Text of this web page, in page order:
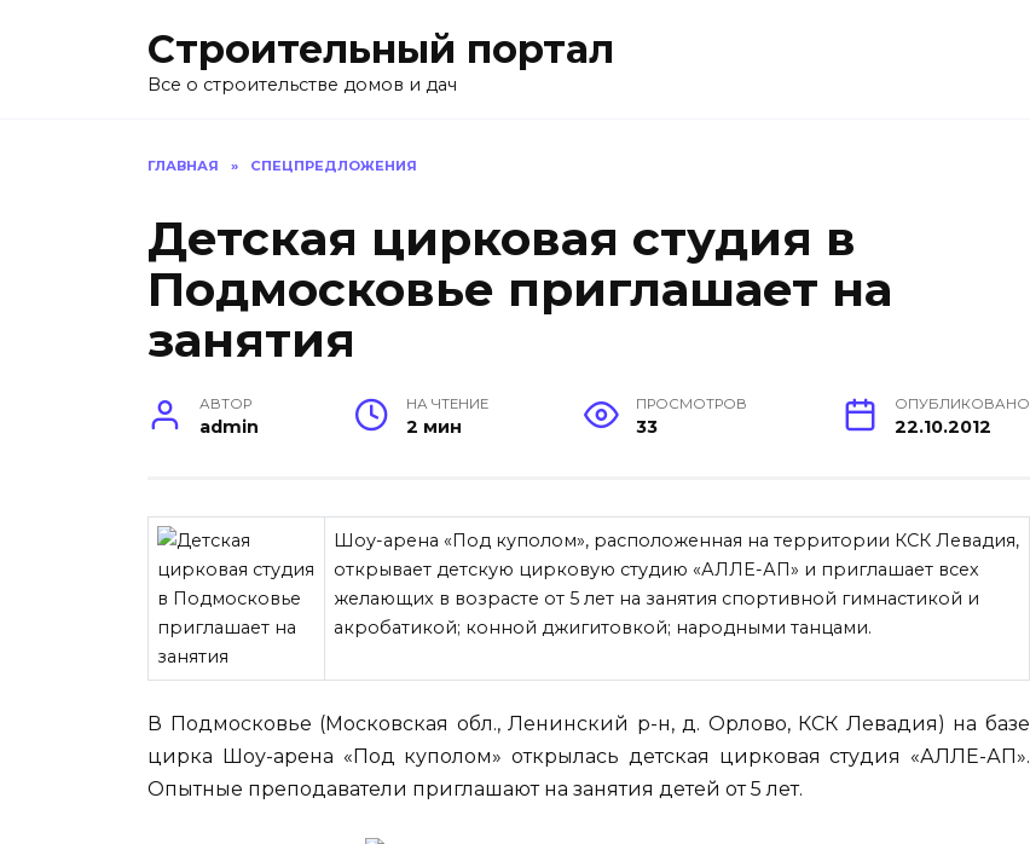
Строительный портал
Все о строительстве домов и дач
ГЛАВНАЯ » СПЕЦПРЕДЛОЖЕНИЯ
Детская цирковая студия в
Подмосковье приглашает на
занятия
АВТОР
admin
НА ЧТЕНИЕ
2 мин
ПРОСМОТРОВ
33
ОПУБЛИКОВАНО
22.10.2012
Шоу-арена «Под куполом», расположенная на территории КСК Левадия,
открывает детскую цирковую студию «АЛЛЕ-АП» и приглашает всех
желающих в возрасте от 5 лет на занятия спортивной гимнастикой и
акробатикой; конной джигитовкой; народными танцами.
В Подмосковье (Московская обл., Ленинский р-н, д. Орлово, КСК Левадия) на базе
цирка Шоу-арена «Под куполом» открылась детская цирковая студия «АЛЛЕ-АП».
Опытные преподаватели приглашают на занятия детей от 5 лет.